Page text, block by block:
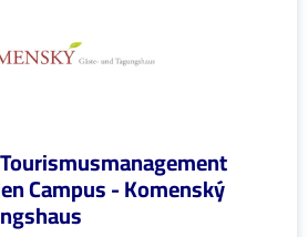
Campus - Komenský